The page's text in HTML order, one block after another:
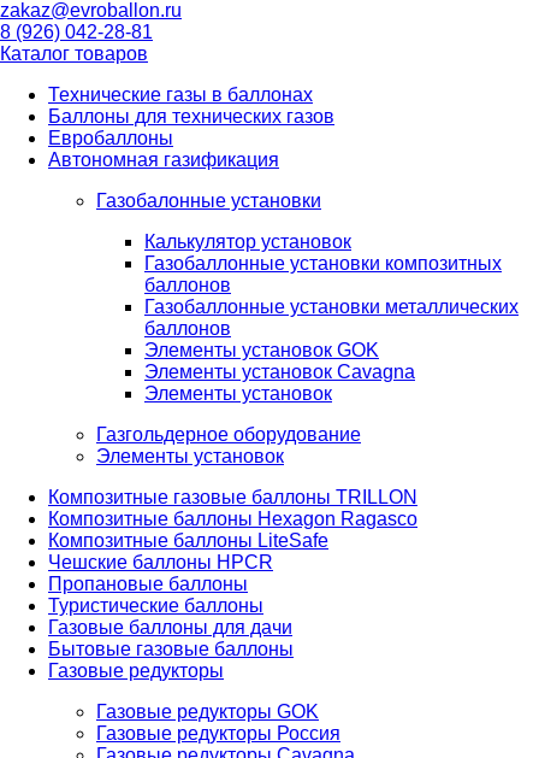
zakaz@evroballon.ru
8 (926) 042-28-81
Каталог товаров
Технические газы в баллонах
Баллоны для технических газов
Евробаллоны
Автономная газификация
Газобалонные установки
Калькулятор установок
Газобаллонные установки композитных
баллонов
Газобаллонные установки металлических
баллонов
Элементы установок GOK
Элементы установок Cavagna
Элементы установок
Газгольдерное оборудование
Элементы установок
Композитные газовые баллоны TRILLON
Композитные баллоны Hexagon Ragasco
Композитные баллоны LiteSafe
Чешские баллоны HPCR
Пропановые баллоны
Туристические баллоны
Газовые баллоны для дачи
Бытовые газовые баллоны
Газовые редукторы
Газовые редукторы GOK
Газовые редукторы Россия